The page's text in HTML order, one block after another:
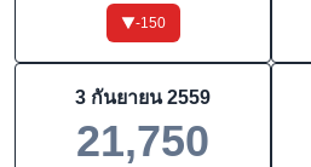
-150
3 กันยายน 2559
21,750